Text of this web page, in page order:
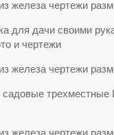
для дачи своими
и чертежи
трехместные